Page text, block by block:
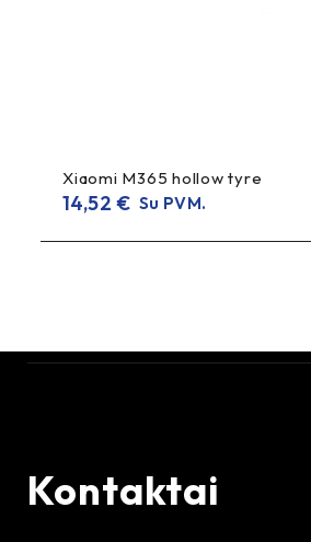
Xiaomi M365 hollow tyre
14,52€ Su PVM.
Kontaktai